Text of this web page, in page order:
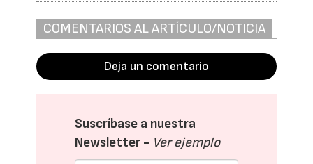
COMENTARIOS AL ARTÍCULO/NOTICIA
Deja un comentario
Suscríbase a nuestra
Newsletter - Ver ejemplo